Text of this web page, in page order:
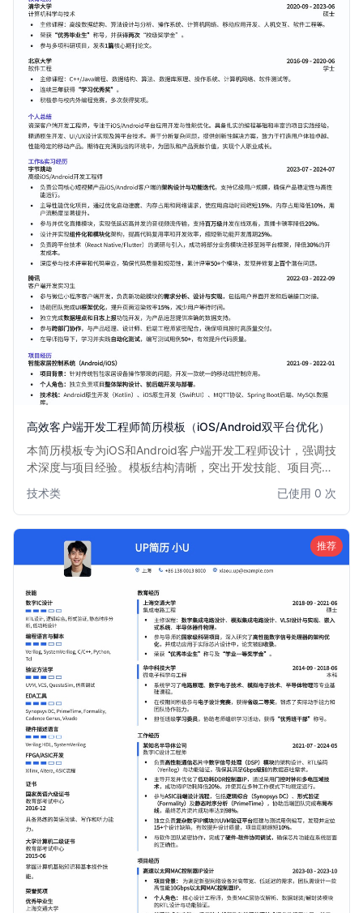
高效客户端开发工程师简历模板（iOS/Android双平台优化）
本简历模板专为iOS和Android客户端开发工程师设计，强调技
术深度与项目经验。模板结构清晰，突出开发技能、项目亮点
或Android双平台开发经验的工程师。简洁专业的版面布局，
确保信息传达高效。
技术类 已使用 0 次
推荐